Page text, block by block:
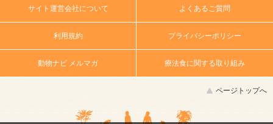
サイト運営会社について よくあるご質問
利用規約 プライバシーポリシー
動物ナビ メルマガ 療法食に関する取り組み
ページトップへ